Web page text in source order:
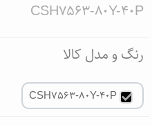
CSH7563-80Y-40P
رنگ و مدل کالا
CSH7563-80Y-40P